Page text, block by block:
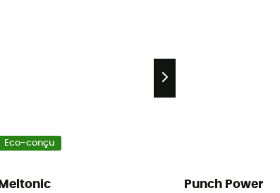
Eco-conçu
Meltonic Punch Power